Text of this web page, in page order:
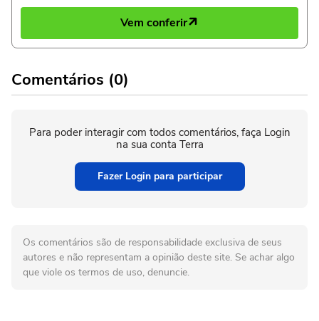
Vem conferir
Comentários (0)
Para poder interagir com todos comentários, faça Login
na sua conta Terra
Fazer Login para participar
Os comentários são de responsabilidade exclusiva de seus
autores e não representam a opinião deste site. Se achar algo
que viole os termos de uso, denuncie.